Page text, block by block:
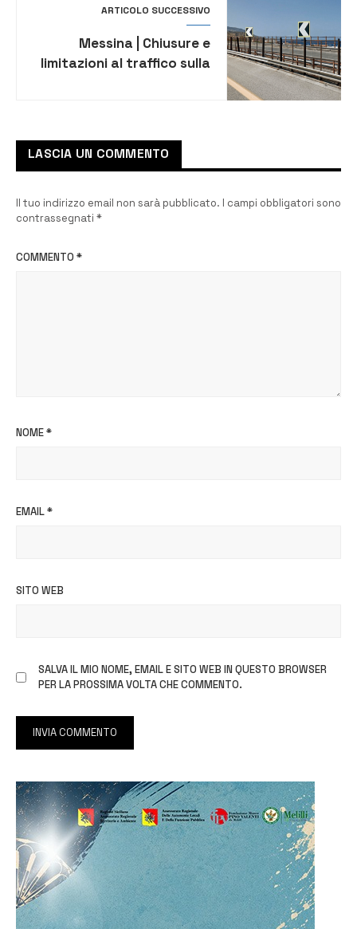
ARTICOLO SUCCESSIVO
Messina | Chiusure e
limitazioni al traffico sulla
LASCIA UN COMMENTO
Il tuo indirizzo email non sarà pubblicato. I campi obbligatori sono
contrassegnati *
COMMENTO *
NOME*
EMAIL*
SITO WEB
SALVA IL MIO NOME, EMAIL E SITO WEB IN QUESTO BROWSER
PER LA PROSSIMA VOLTA CHE COMMENTO.